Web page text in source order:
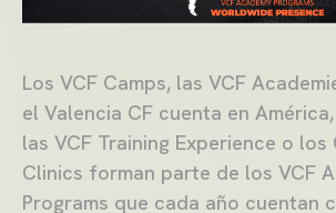
Los VCF Camps, las VCF
el Valencia CF cuenta en
las VCF Training Experience o los
Clinics forman parte de los VCF
Programs que cada año cuentan